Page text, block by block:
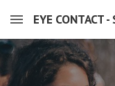
Skip to main content